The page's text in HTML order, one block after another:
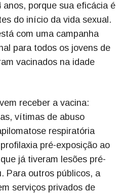
porque sua eficácia é
do início da vida sexual.
com uma campanha
para todos os jovens de
vacinados na idade
receber a vacina:
vítimas de abuso
respiratória
pré-exposição ao
já tiveram lesões pré-
Para outros públicos, a
serviços privados de